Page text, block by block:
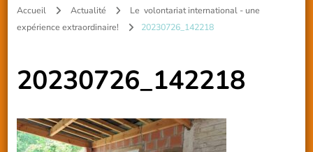
Accueil Actualité
Le volontariat international - une
expérience extraordinaire!
20230726_142218
20230726_142218